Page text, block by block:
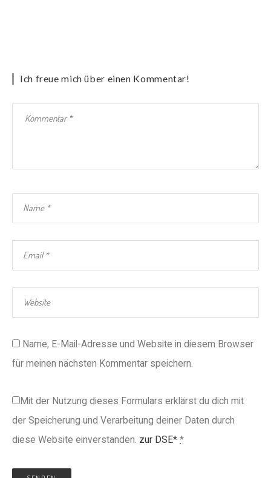
Ich freue mich über einen Kommentar!
Name, E-Mail-Adresse und Website in diesem Browser
für meinen nächsten Kommentar speichern.
Mit der Nutzung dieses Formulars erklärst du dich mit
der Speicherung und Verarbeitung deiner Daten durch
diese Website einverstanden. zur DSE* *